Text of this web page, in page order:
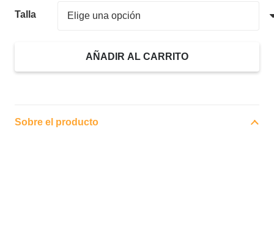
Talla
Eléctrico
AÑADIR AL CARRITO
Sobre el producto